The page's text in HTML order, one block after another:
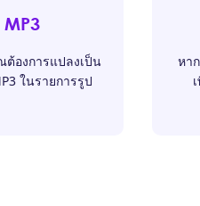
องการแปลงเป็น
ในรายการรูป
หา